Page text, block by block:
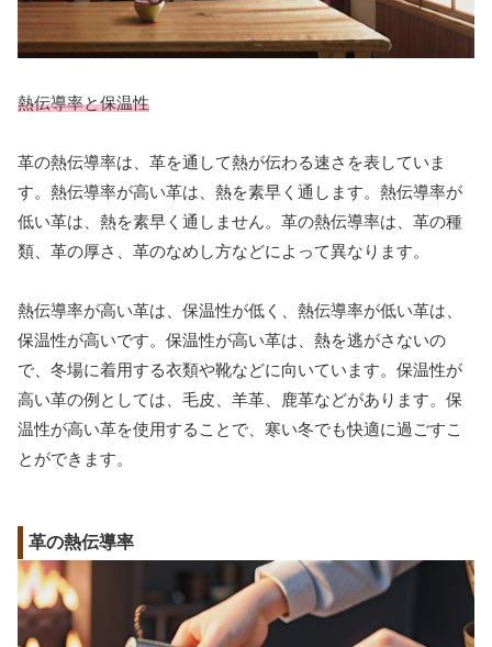
熱伝導率と保温性
革の熱伝導率は、革を通して熱が伝わる速さを表していま
す。熱伝導率が高い革は、熱を素早く通します。熱伝導率が
低い革は、熱を素早く通しません。革の熱伝導率は、革の種
類、革の厚さ、革のなめし方などによって異なります。
熱伝導率が高い革は、保温性が低く、熱伝導率が低い革は、
保温性が高いです。保温性が高い革は、熱を逃がさないの
で、冬場に着用する衣類や靴などに向いています。保温性が
高い革の例としては、毛皮、羊革、鹿革などがあります。保
温性が高い革を使用することで、寒い冬でも快適に過ごすこ
とができます。
革の熱伝導率